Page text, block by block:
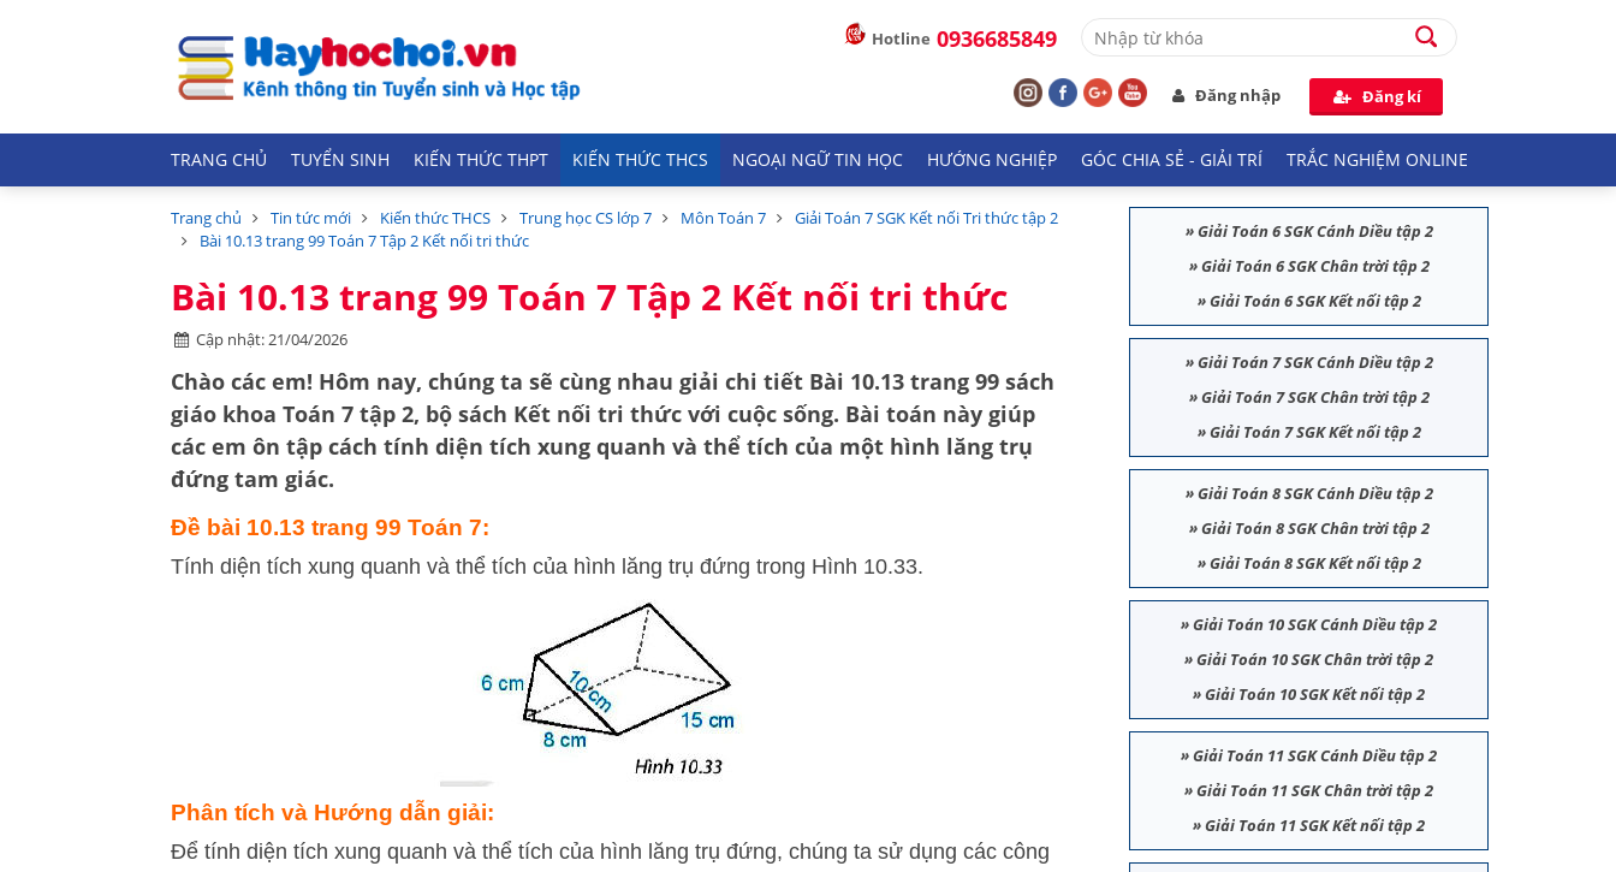
Hotline 0936685849
Đăng nhập Đăng kí
TRANG CHỦ TUYỂN SINH KIẾN THỨC THPT KIẾN THỨC THCS NGOẠI NGỮ TIN HỌC HƯỚNG NGHIỆP GÓC CHIA SẺ - GIẢI TRÍ TRẮC NGHIỆM ONLINE
Trang chủ Tin tức mới Kiến thức THCS Trung học CS lớp 7 Môn Toán 7
Giải Toán 7 SGK Kết nối Tri thức tập 2
Bài 10.13 trang 99 Toán 7 Tập 2 Kết nối tri thức
Bài 10.13 trang 99 Toán 7 Tập 2 Kết nối tri thức
Cập nhật: 21/04/2026
Chào các em! Hôm nay, chúng ta sẽ cùng nhau giải chi tiết Bài 10.13 trang 99 sách
giáo khoa Toán 7 tập 2, bộ sách Kết nối tri thức với cuộc sống. Bài toán này giúp
các em ôn tập cách tính diện tích xung quanh và thể tích của một hình lăng trụ
đứng tam giác.
Đề bài 10.13 trang 99 Toán 7:
Tính diện tích xung quanh và thể tích của hình lăng trụ đứng trong Hình 10.33.
Phân tích và Hướng dẫn giải:
Để tính diện tích xung quanh và thể tích của hình lăng trụ đứng, chúng ta sử dụng các công
»Giải Toán 6 SGK Cánh Diều tập 2
»Giải Toán 6 SGK Chân trời tập 2
»Giải Toán 6 SGK Kết nối tập 2
»Giải Toán 7 SGK Cánh Diều tập 2
»Giải Toán 7 SGK Chân trời tập 2
»Giải Toán 7 SGK Kết nối tập 2
»Giải Toán 8 SGK Cánh Diều tập 2
»Giải Toán 8 SGK Chân trời tập 2
»Giải Toán 8 SGK Kết nối tập 2
»Giải Toán 10 SGK Cánh Diều tập 2
»Giải Toán 10 SGK Chân trời tập 2
»Giải Toán 10 SGK Kết nối tập 2
»Giải Toán 11 SGK Cánh Diều tập 2
»Giải Toán 11 SGK Chân trời tập 2
»Giải Toán 11 SGK Kết nối tập 2